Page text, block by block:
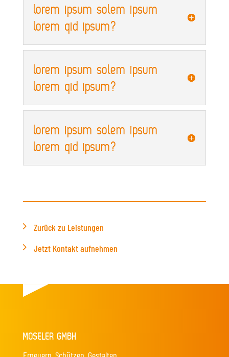
lorem ipsum solem ipsum
lorem qid ipsum?
lorem ipsum solem ipsum
lorem qid ipsum?
lorem ipsum solem ipsum
lorem qid ipsum?
Zurück zu Leistungen
Jetzt Kontakt aufnehmen
MOSELER GMBH